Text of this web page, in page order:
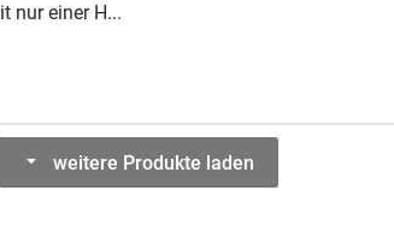
nur einer H...
weitere Produkte laden